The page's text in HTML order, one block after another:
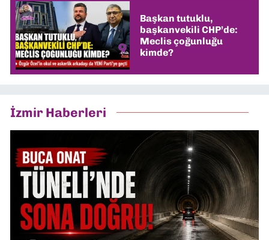
Başkan tutuklu,
başkanvekili CHP’de:
Meclis çoğunluğu
kimde?
İzmir Haberleri